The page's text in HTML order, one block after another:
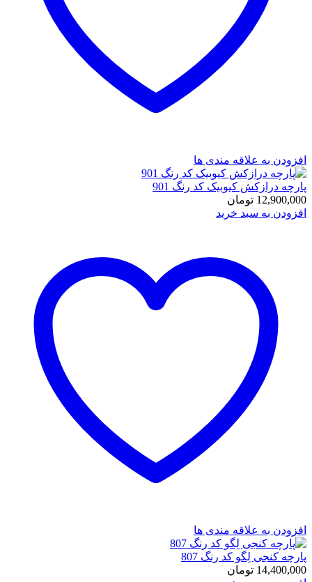
افزودن به علاقه مندی ها
پارچه درازکش کیوبیک کد رنگ 901
12,900,000 تومان
افزودن به سبد خرید
افزودن به علاقه مندی ها
پارچه کنجی لِگو کد رنگ 807
14,400,000 تومان